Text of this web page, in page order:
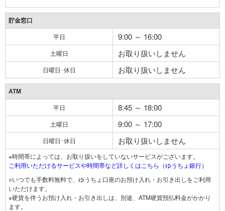
貯金窓口
平日 9:00 ～ 16:00
土曜日 お取り扱いしません
日曜日･休日 お取り扱いしません
ATM
平日 8:45 ～ 18:00
土曜日 9:00 ～ 17:00
日曜日･休日 お取り扱いしません
※時間帯によっては、お取り扱いをしていないサービスがございます。
ご利用いただけるサービスや時間帯など詳しくはこちら（ゆうちょ銀行）
○いつでも手数料無料で、ゆうちょ口座のお預け入れ・お引き出しをご利用
いただけます。
※硬貨を伴うお預け入れ・お引き出しは、別途、ATM硬貨預払料金がかかり
ます。